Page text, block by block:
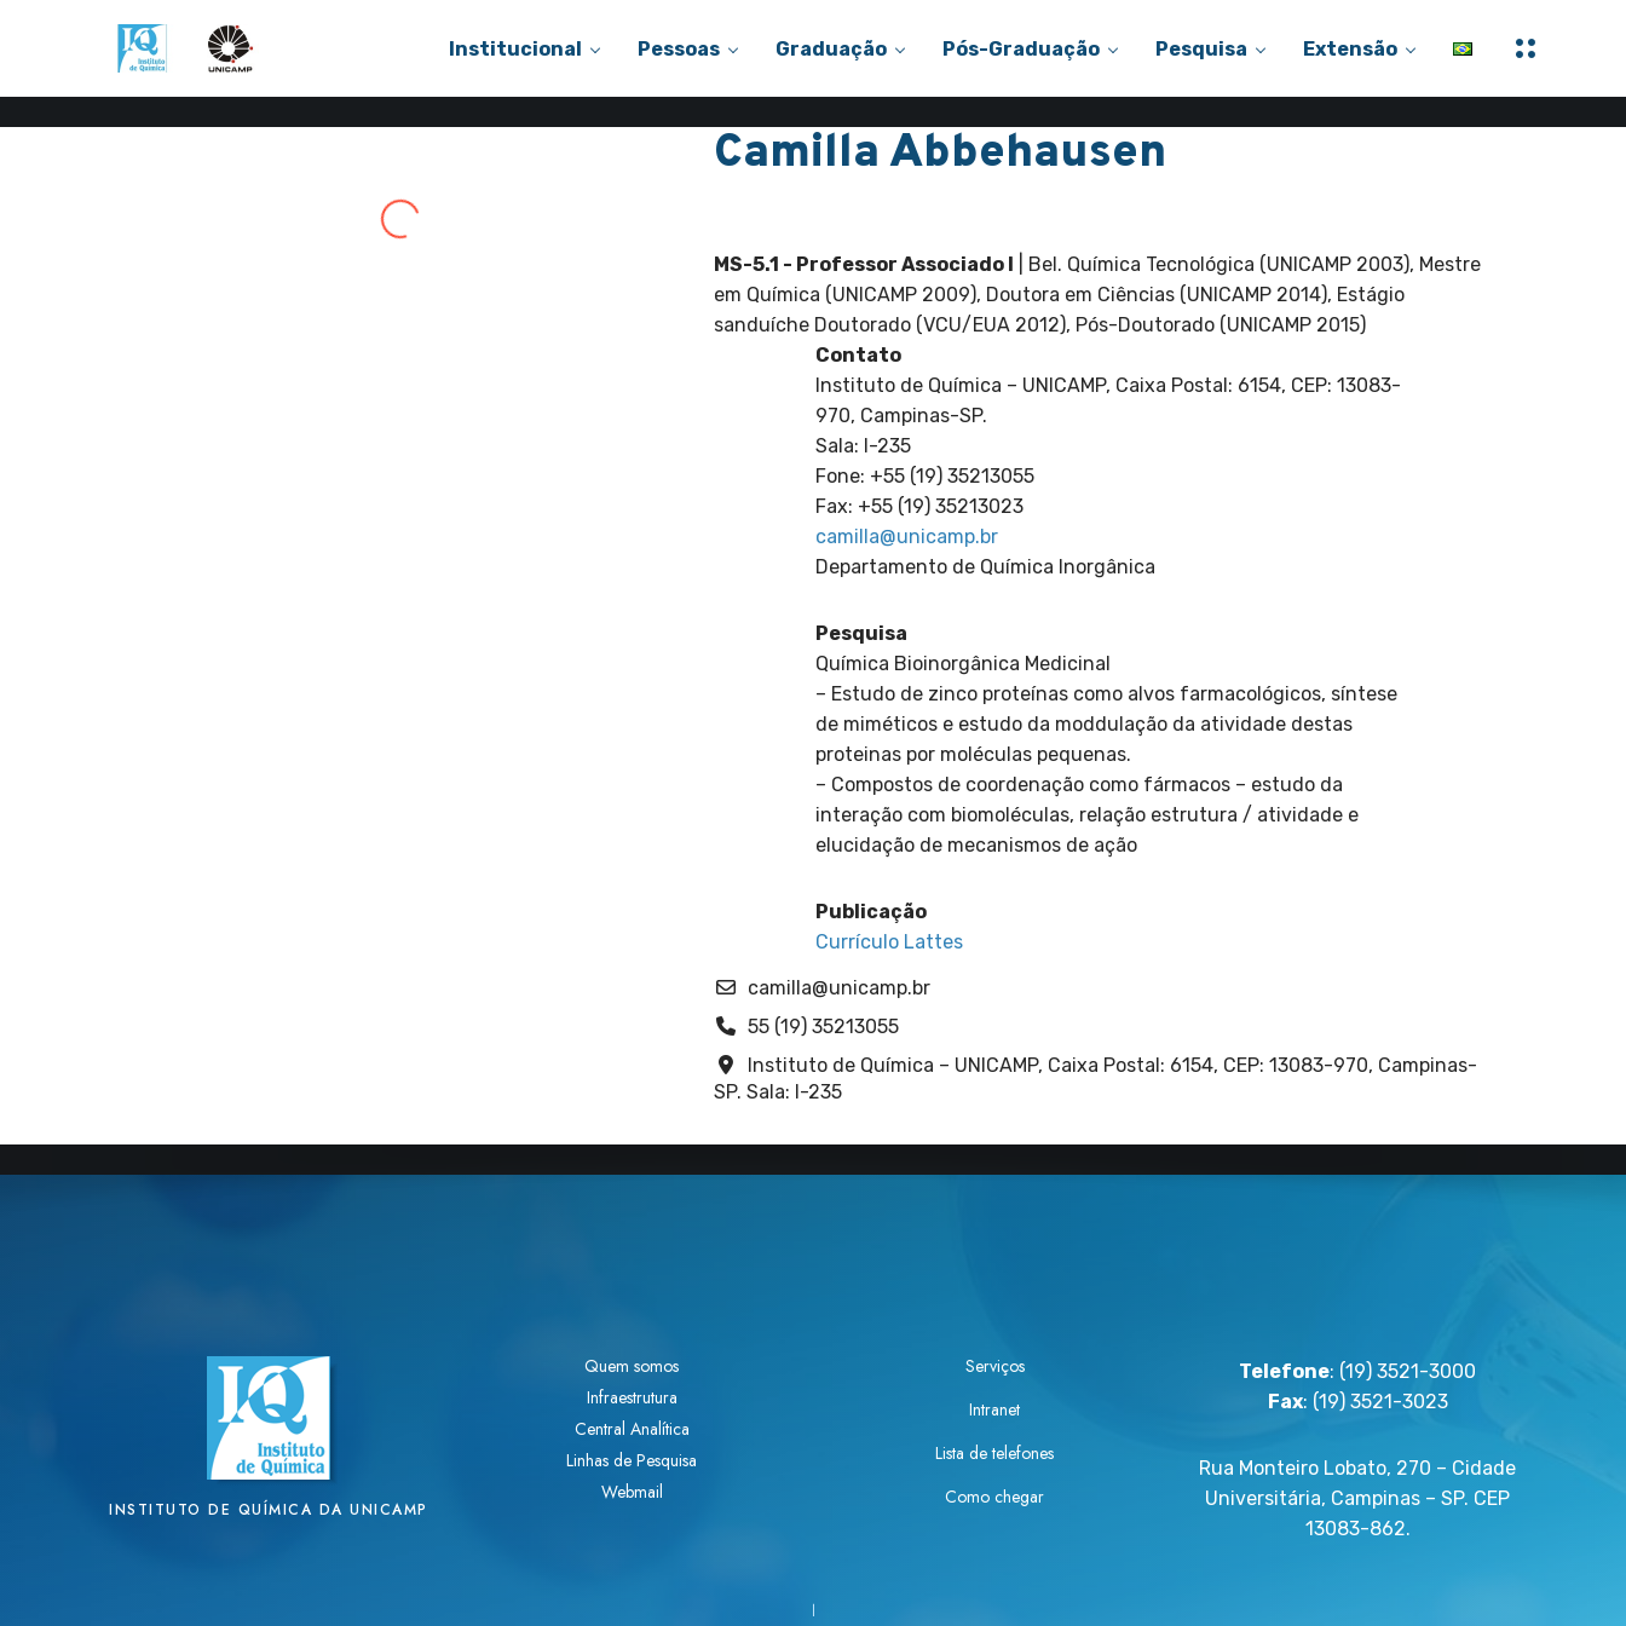
Institucional Pessoas Graduação Pós-Graduação Pesquisa Extensão
M
a
s
Camilla Abbehausen
MS-5.1 - Professor Associado I | Bel. Química Tecnológica (UNICAMP 2003), Mestre
em Química (UNICAMP 2009), Doutora em Ciências (UNICAMP 2014), Estágio
sanduíche Doutorado (VCU/EUA 2012), Pós-Doutorado (UNICAMP 2015)
Contato
Instituto de Química – UNICAMP, Caixa Postal: 6154, CEP: 13083-
970, Campinas-SP.
Sala: I-235
Fone: +55 (19) 35213055
Fax: +55 (19) 35213023
camilla@unicamp.br
Departamento de Química Inorgânica
Pesquisa
Química Bioinorgânica Medicinal
– Estudo de zinco proteínas como alvos farmacológicos, síntese
de miméticos e estudo da moddulação da atividade destas
proteinas por moléculas pequenas.
– Compostos de coordenação como fármacos – estudo da
interação com biomoléculas, relação estrutura / atividade e
elucidação de mecanismos de ação
Publicação
Currículo Lattes
camilla@unicamp.br
55 (19) 35213055
Instituto de Química – UNICAMP, Caixa Postal: 6154, CEP: 13083-970, Campinas-
SP. Sala: I-235
INSTITUTO DE QUÍMICA DA UNICAMP
Quem somos
Infraestrutura
Central Analítica
Linhas de Pesquisa
Webmail
Serviços
Intranet
Lista de telefones
Como chegar
Telefone: (19) 3521-3000
Fax: (19) 3521-3023
Rua Monteiro Lobato, 270 – Cidade
Universitária, Campinas – SP. CEP
13083-862.